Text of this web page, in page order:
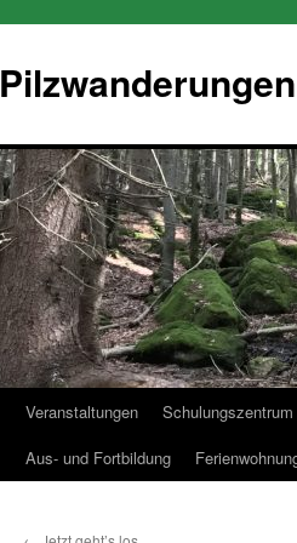
Zum
Inhalt
Veranstaltungen
Aus- und Fortbildung